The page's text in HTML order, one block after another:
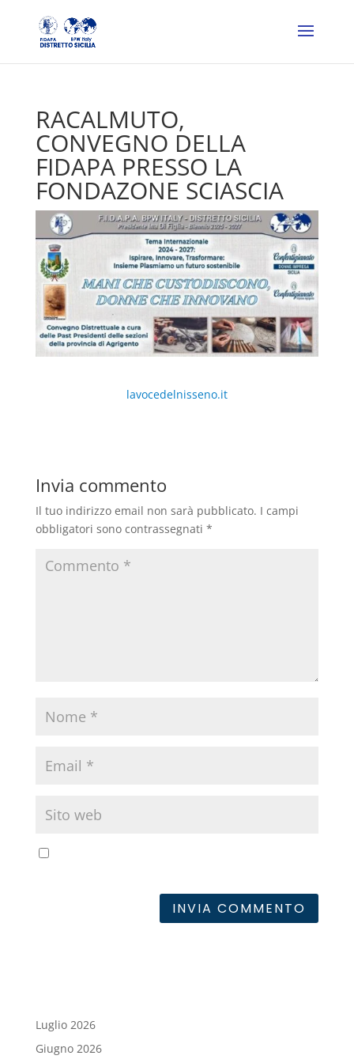
RACALMUTO,
CONVEGNO DELLA
FIDAPA PRESSO LA
FONDAZONE SCIASCIA
lavocedelnisseno.it
Invia commento
Il tuo indirizzo email non sarà pubblicato. I campi
obbligatori sono contrassegnati *
Luglio 2026
Giugno 2026